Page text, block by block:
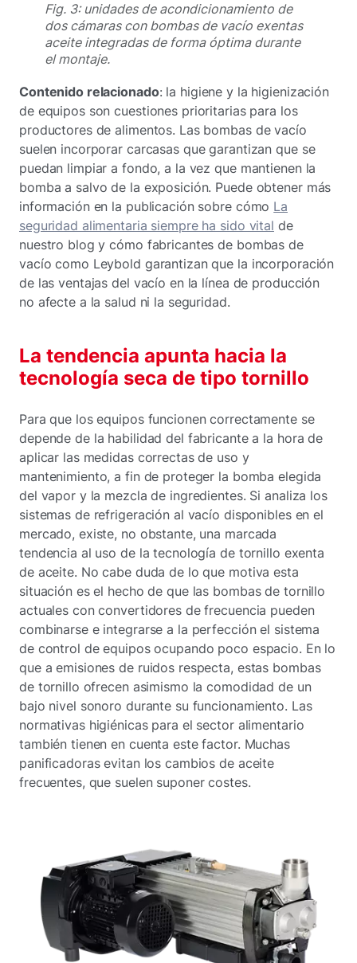
Fig. 3: unidades de acondicionamiento de
dos cámaras con bombas de vacío exentas
aceite integradas de forma óptima durante
el montaje.
Contenido relacionado: la higiene y la higienización
de equipos son cuestiones prioritarias para los
productores de alimentos. Las bombas de vacío
suelen incorporar carcasas que garantizan que se
puedan limpiar a fondo, a la vez que mantienen la
bomba a salvo de la exposición. Puede obtener más
información en la publicación sobre cómo La
seguridad alimentaria siempre ha sido vital de
nuestro blog y cómo fabricantes de bombas de
vacío como Leybold garantizan que la incorporación
de las ventajas del vacío en la línea de producción
no afecte a la salud ni la seguridad.
La tendencia apunta hacia la
tecnología seca de tipo tornillo
Para que los equipos funcionen correctamente se
depende de la habilidad del fabricante a la hora de
aplicar las medidas correctas de uso y
mantenimiento, a fin de proteger la bomba elegida
del vapor y la mezcla de ingredientes. Si analiza los
sistemas de refrigeración al vacío disponibles en el
mercado, existe, no obstante, una marcada
tendencia al uso de la tecnología de tornillo exenta
de aceite. No cabe duda de lo que motiva esta
situación es el hecho de que las bombas de tornillo
actuales con convertidores de frecuencia pueden
combinarse e integrarse a la perfección el sistema
de control de equipos ocupando poco espacio. En lo
que a emisiones de ruidos respecta, estas bombas
de tornillo ofrecen asimismo la comodidad de un
bajo nivel sonoro durante su funcionamiento. Las
normativas higiénicas para el sector alimentario
también tienen en cuenta este factor. Muchas
panificadoras evitan los cambios de aceite
frecuentes, que suelen suponer costes.